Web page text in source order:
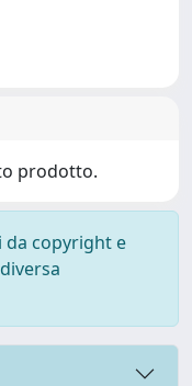
prodotto.
da copyright e